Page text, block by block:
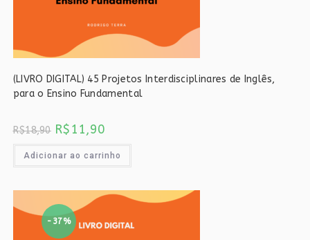
(LIVRO DIGITAL) 45 Projetos Interdisciplinares de Inglês,
para o Ensino Fundamental
R$18,90 O
preço
era:
R$11,90
é:
Adicionar ao carrinho
-37%